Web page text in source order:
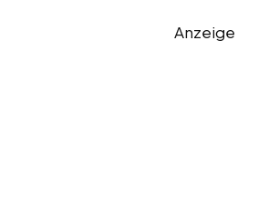
Anzeige